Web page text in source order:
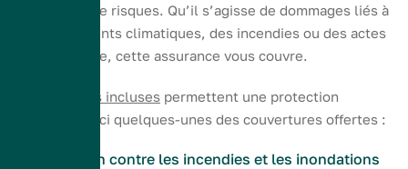
une variété de risques. Qu’il s’agisse de dommages liés à
des événements climatiques, des incendies ou des actes
de vandalisme, cette assurance vous couvre.
Les garanties incluses permettent une protection
optimale. Voici quelques-unes des couvertures offertes :
Protection contre les incendies et les inondations